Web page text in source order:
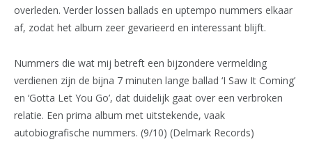
overleden. Verder lossen ballads en uptempo nummers elkaar
af, zodat het album zeer gevarieerd en interessant blijft.
Nummers die wat mij betreft een bijzondere vermelding
verdienen zijn de bijna 7 minuten lange ballad ‘I Saw It Coming’
en ‘Gotta Let You Go’, dat duidelijk gaat over een verbroken
relatie. Een prima album met uitstekende, vaak
autobiografische nummers. (9/10) (Delmark Records)